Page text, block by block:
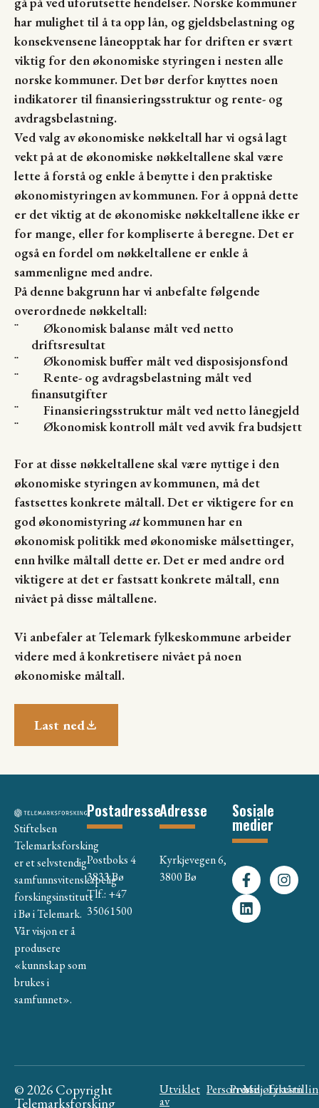
har mulighet til å ta opp lån, og gjeldsbelastning og
konsekvensene låneopptak har for driften er svært
viktig for den økonomiske styringen i nesten alle
norske kommuner. Det bør derfor knyttes noen
indikatorer til finansieringsstruktur og rente- og
avdragsbelastning.
Ved valg av økonomiske nøkkeltall har vi også lagt
vekt på at de økonomiske nøkkeltallene skal være
lette å forstå og enkle å benytte i den praktiske
økonomistyringen av kommunen. For å oppnå dette
er det viktig at de økonomiske nøkkeltallene ikke er
for mange, eller for kompliserte å beregne. Det er
også en fordel om nøkkeltallene er enkle å
sammenligne med andre.
På denne bakgrunn har vi anbefalte følgende
overordnede nøkkeltall:
¨ Økonomisk balanse målt ved netto
driftsresultat
¨ Økonomisk buffer målt ved disposisjonsfond
¨ Rente- og avdragsbelastning målt ved
finansutgifter
¨ Finansieringsstruktur målt ved netto lånegjeld
¨ Økonomisk kontroll målt ved avvik fra budsjett
For at disse nøkkeltallene skal være nyttige i den
økonomiske styringen av kommunen, må det
fastsettes konkrete måltall. Det er viktigere for en
god økonomistyringatkommunen har en
økonomisk politikk med økonomiske målsettinger,
enn hvilke måltall dette er. Det er med andre ord
viktigere at det er fastsatt konkrete måltall, enn
nivået på disse måltallene.
Vi anbefaler at Telemark fylkeskommune arbeider
videre med å konkretisere nivået på noen
økonomiske måltall.
Last ned
Stiftelsen
Telemarksforsking
er et selvstendig
samfunnsvitenskapelig
forskingsinstitutt
i Bø i Telemark.
Vår visjon er å
produsere
«kunnskap som
brukes i
samfunnet».
Postadresse
Postboks 4
3833 Bø
Tlf.: +47
35061500
Adresse
Kyrkjevegen 6,
3800 Bø
Sosiale
medier
© 2026 Copyright
Telemarksforsking
Utviklet
av
Personvern
Presse
Miljøfyrtårn